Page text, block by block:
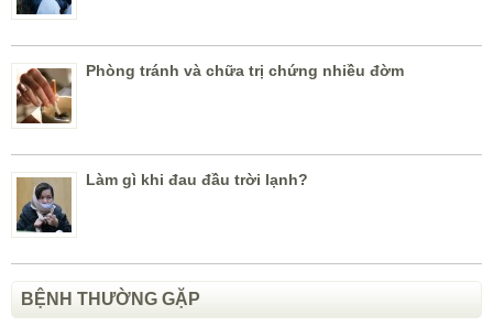
Phòng tránh và chữa trị chứng nhiều đờm
Làm gì khi đau đầu trời lạnh?
BỆNH THƯỜNG GẶP